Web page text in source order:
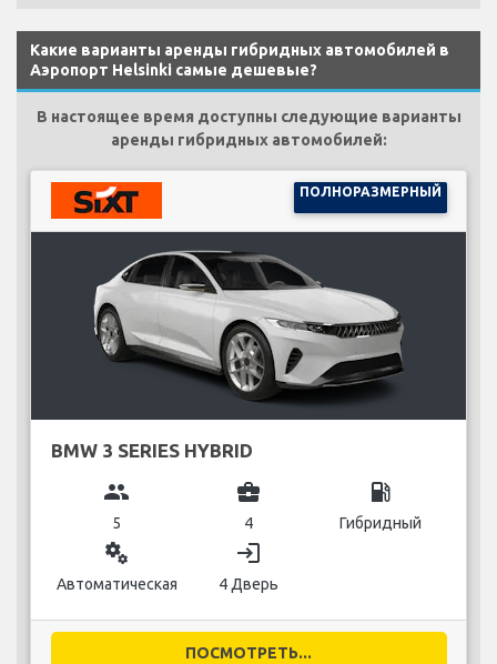
Какие варианты аренды гибридных автомобилей в
Аэропорт Helsinki самые дешевые?
В настоящее время доступны следующие варианты
аренды гибридных автомобилей:
ПОЛНОРАЗМЕРНЫЙ
BMW 3 SERIES HYBRID
group
5
business_center
4
local_gas_station
Гибридный
miscellaneous_services
Автоматическая
login
4 Дверь
ПОСМОТРЕТЬ...